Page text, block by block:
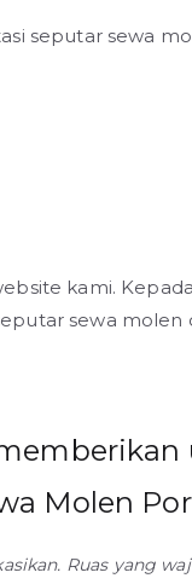
seputar sewa
kami.
sewa molen
Molen
Ruas yang